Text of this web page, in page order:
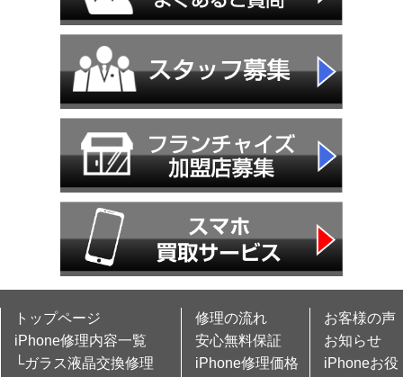
トップページ
iPhone修理内容一覧
└ガラス液晶交換修理
修理の流れ
安心無料保証
iPhone修理価格
お客様の声
お知らせ
iPhoneお役